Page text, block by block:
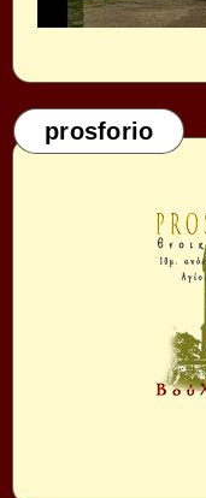
prosforio